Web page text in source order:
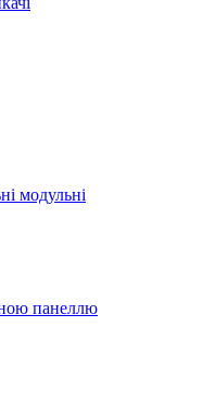
модульні
панеллю